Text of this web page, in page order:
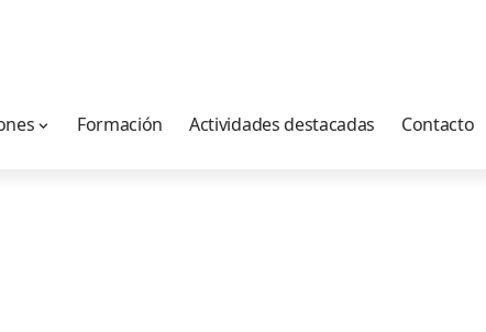
Formación Actividades destacadas Contacto